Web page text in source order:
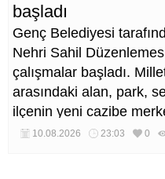
başladı
Genç Belediyesi
Nehri Sahil
çalışmalar başladı.
arasındaki alan, park,
ilçenin yeni cazibe
getirilecek.
10.08.2026 23:03 0